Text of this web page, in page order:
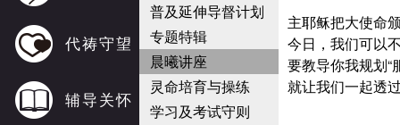
代祷守望
辅导关怀
普及延伸导督计划
专题特辑
晨曦讲座
灵命培育与操练
学习及考试守则
主耶稣把大使命
今日，我们可以
要教导你我规划“
就让我们一起透